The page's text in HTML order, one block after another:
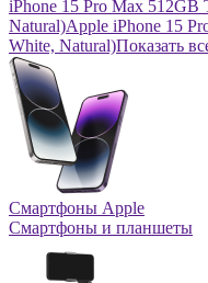
iPhone 15 Pro Max 512GB
Natural)Apple iPhone 15
White, Natural)Показать
Смартфоны Apple
Смартфоны и планшеты